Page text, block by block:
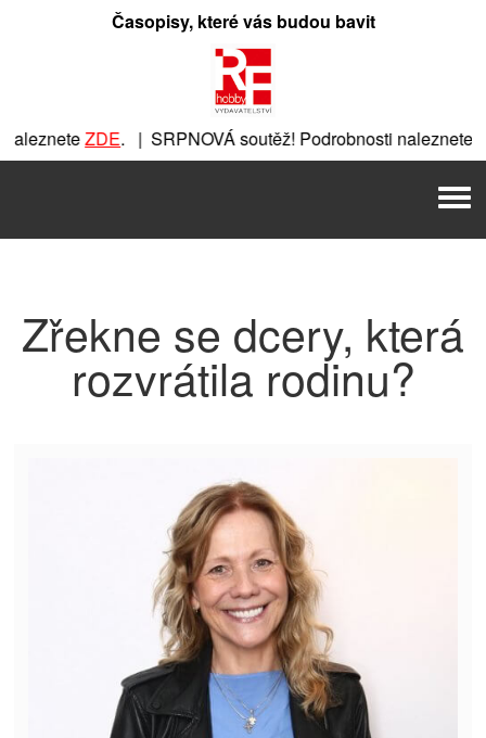
Časopisy, které vás budou bavit
ZDE. | SRPNOVÁ soutěž! Podrobnosti naleznete
. | SRPNOVÁ
Zřekne se dcery, která
rozvrátila rodinu?